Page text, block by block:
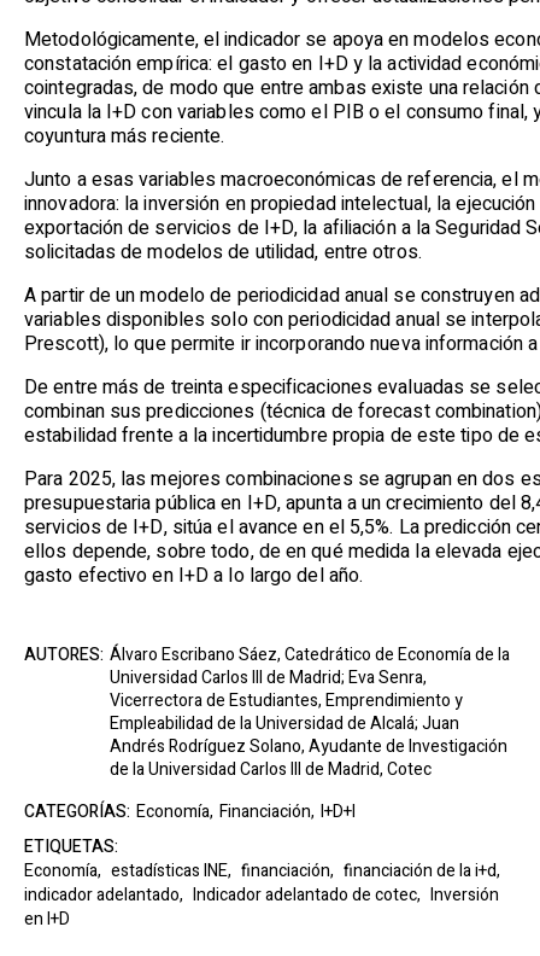
Metodológicamente, el indicador se apoya en modelos
constatación empírica: el gasto en I+D y la actividad
cointegradas, de modo que entre ambas existe una
vincula la I+D con variables como el PIB o el consumo
coyuntura más reciente.
Junto a esas variables macroeconómicas de referencia, el
innovadora: la inversión en propiedad intelectual, la
exportación de servicios de I+D, la afiliación a la Seguridad
solicitadas de modelos de utilidad, entre otros.
A partir de un modelo de periodicidad anual se construyen
variables disponibles solo con periodicidad anual se
Prescott), lo que permite ir incorporando nueva información
De entre más de treinta especificaciones evaluadas se
combinan sus predicciones (técnica de forecast
estabilidad frente a la incertidumbre propia de este tipo de
Para 2025, las mejores combinaciones se agrupan en dos
presupuestaria pública en I+D, apunta a un crecimiento del
servicios de I+D, sitúa el avance en el 5,5%. La predicción
ellos depende, sobre todo, de en qué medida la elevada
gasto efectivo en I+D a lo largo del año.
AUTORES: Álvaro Escribano Sáez, Catedrático de Economía de la
Universidad Carlos III de Madrid; Eva Senra,
Vicerrectora de Estudiantes, Emprendimiento y
Empleabilidad de la Universidad de Alcalá; Juan
Andrés Rodríguez Solano, Ayudante de Investigación
de la Universidad Carlos III de Madrid, Cotec
CATEGORÍAS: Economía, Financiación, I+D+I
ETIQUETAS:
Economía, estadísticas INE, financiación, financiación de la i+d,
indicador adelantado, Indicador adelantado de cotec, Inversión
en I+D